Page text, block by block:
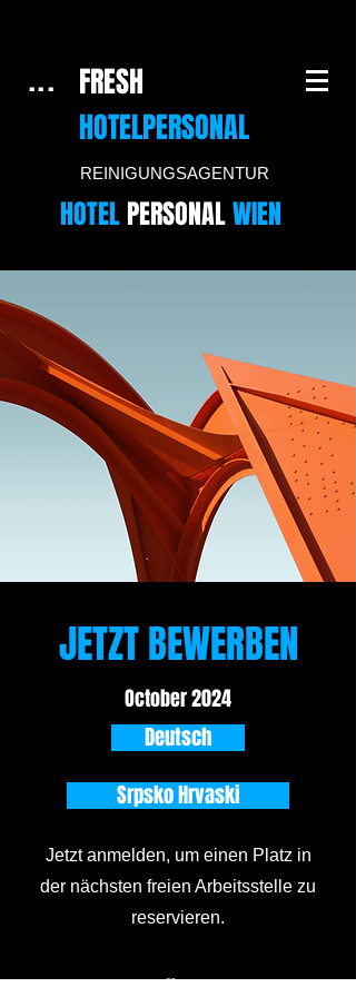
FRESH
HOTELPERSONAL
...
REINIGUNGSAGENTUR
HOTELPERSONALWIEN
JETZT BEWERBEN
October 2024
Deutsch
Srpsko Hrvaski
Jetzt anmelden, um einen Platz in
der nächsten freien Arbeitsstelle zu
reservieren.